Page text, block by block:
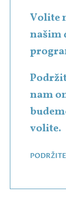
Volite
našim
nam
volite.